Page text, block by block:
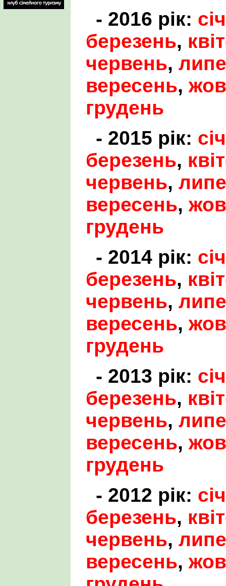
- 2016 рік:
березень,
червень,
вересень,
грудень
- 2015 рік:
березень,
червень,
вересень,
грудень
- 2014 рік:
березень,
червень,
вересень,
грудень
- 2013 рік:
березень,
червень,
вересень,
грудень
- 2012 рік:
березень,
червень,
вересень,